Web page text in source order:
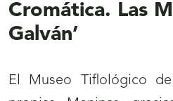
Cromática. Las
Galván’
El Museo Tiflológico